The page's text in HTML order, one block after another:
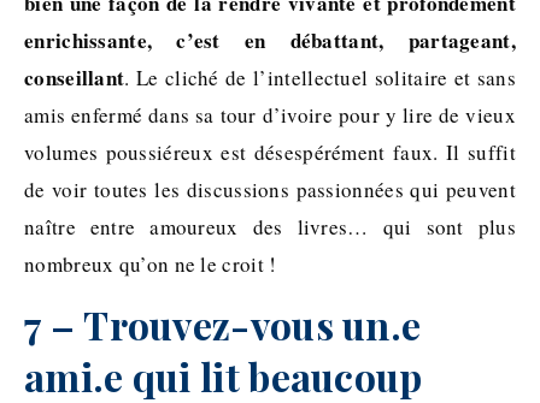
enrichissante, c’est en débattant, partageant,
conseillant. Le cliché de l’intellectuel solitaire et sans
amis enfermé dans sa tour d’ivoire pour y lire de vieux
volumes poussiéreux est désespérément faux. Il suffit
de voir toutes les discussions passionnées qui peuvent
naître entre amoureux des livres… qui sont plus
nombreux qu’on ne le croit !
7 – Trouvez-vous un.e
ami.e qui lit beaucoup